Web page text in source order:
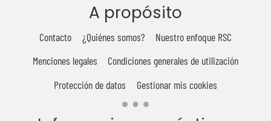
A propósito
Contacto ¿Quiénes somos?
Nuestro enfoque RSC
Menciones legales
Condiciones generales de utilización
Protección de datos
Gestionar mis cookies